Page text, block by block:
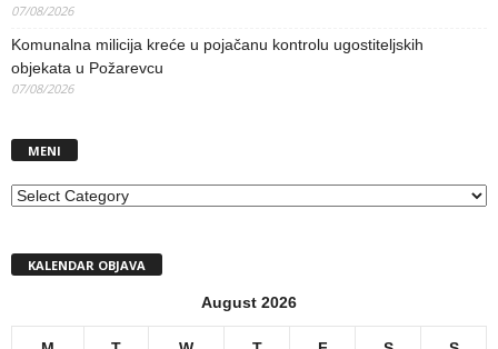
07/08/2026
Komunalna milicija kreće u pojačanu kontrolu ugostiteljskih
objekata u Požarevcu
07/08/2026
MENI
MENI
KALENDAR OBJAVA
August 2026